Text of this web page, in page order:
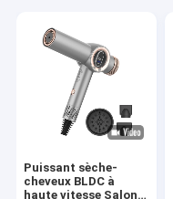
Puissant sèche-
cheveux BLDC à
haute vitesse Salon